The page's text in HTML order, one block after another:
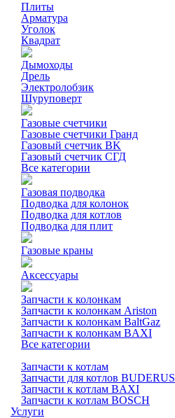
Плиты
Арматура
Уголок
Квадрат
Дымоходы
Дрель
Электролобзик
Шуруповерт
Газовые счетчики
Газовые счетчики Гранд
Газовый счетчик BK
Газовый счетчик СГД
Все категории
Газовая подводка
Подводка для колонок
Подводка для котлов
Подводка для плит
Газовые краны
Аксессуары
Запчасти к колонкам
Запчасти к колонкам Ariston
Запчасти к колонкам BaltGaz
Запчасти к колонкам BAXI
Все категории
Запчасти к котлам
Запчасти для котлов BUDERUS
Запчасти к котлам BAXI
Запчасти к котлам BOSCH
Услуги